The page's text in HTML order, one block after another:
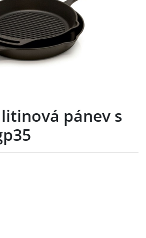
pánev s